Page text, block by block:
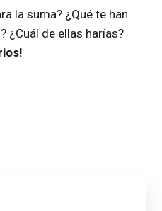
la suma? ¿Qué te han
¿Cuál de ellas harías?